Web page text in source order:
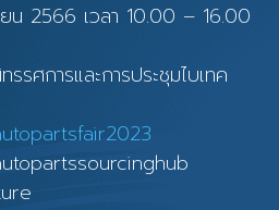
น 2566 เวลา 10.00 – 16.00
ศการและการประชุมไบเทค